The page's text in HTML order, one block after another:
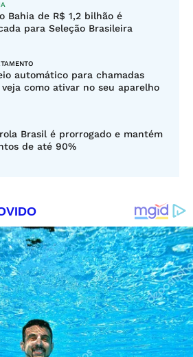
Bahia de R$ 1,2 bilhão é
para Seleção Brasileira
automático para chamadas
veja como ativar no seu aparelho
Brasil é prorrogado e mantém
de até 90%